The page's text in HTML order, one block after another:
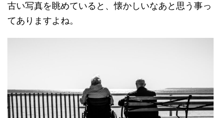
古い写真を眺めていると、懐かしいなあと思う事っ
てありますよね。